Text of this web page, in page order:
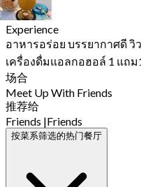
Experience
อาหารอร่อย บรรยากาศดี วิ
เครื่องดื่มแอลกอฮอล์ 1 แถม
场合
Meet Up With Friends
推荐给
Friends |Friends
按菜系筛选的热门餐厅